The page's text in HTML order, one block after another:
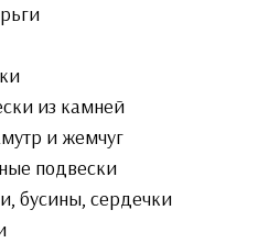
из камней
и жемчуг
подвески
бусины, сердечки